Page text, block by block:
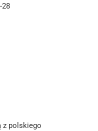
28
z polskiego